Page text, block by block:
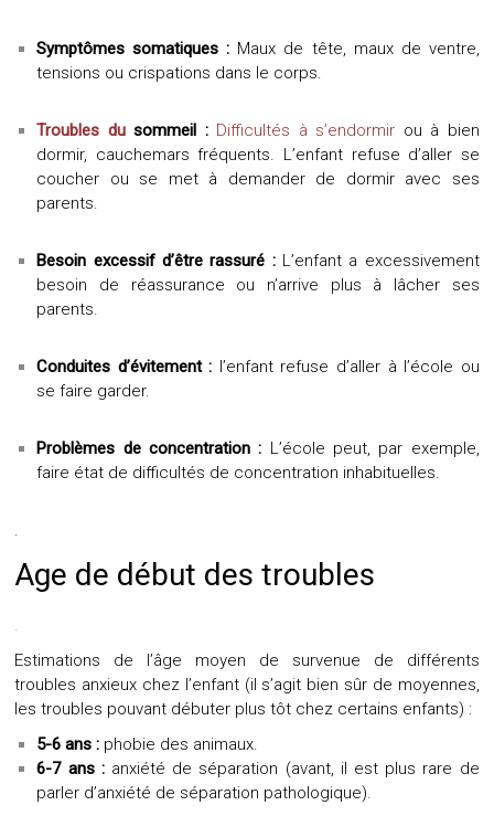
Symptômes somatiques : Maux de tête, maux de ventre,
tensions ou crispations dans le corps.
Troubles dusommeil : Difficultés à s’endormir ou à bien
dormir, cauchemars fréquents. L’enfant refuse d’aller se
coucher ou se met à demander de dormir avec ses
parents.
Besoin excessifd’être rassuré : L’enfant a excessivement
besoin de réassurance ou n’arrive plus à lâcher ses
parents.
Conduites d’évitement : l’enfant refuse d’aller à l’école ou
se faire garder.
Problèmes de concentration : L’école peut, par exemple,
faire état de difficultés de concentration inhabituelles.
.
Age de début des troubles
.
Estimations de l’âge moyen de survenue de différents
troubles anxieux chez l’enfant (il s’agit bien sûr de moyennes,
les troubles pouvant débuter plus tôt chez certains enfants) :
5-6 ans : phobie des animaux.
6-7 ans :anxiété de séparation (avant, il est plus rare de
parler d’anxiété de séparation pathologique).